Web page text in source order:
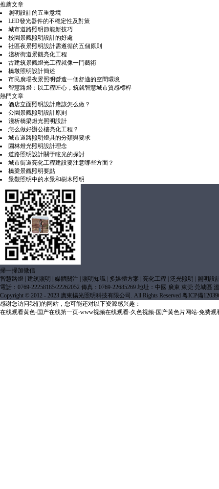
推薦文章
照明設計的五重意境
LED發光器件的不穩定性及對策
城市道路照明節能新技巧
校園景觀照明設計的好處
社區夜景照明設計需遵循的五個原則
淺析街道景觀亮化工程
古建筑景觀燈光工程就像一門藝術
橋墩照明設計簡述
市民廣場夜景照明營造一個舒適的空間環境
智慧路燈：以工程匠心，筑就智慧城市質感標桿
熱門文章
酒店立面照明設計應該怎么做？
公園景觀照明設計原則
淺析橋梁燈光照明設計
怎么做好辦公樓亮化工程？
城市道路照明燈具的分類與要求
園林燈光照明設計理念
道路照明設計關于眩光的探討
城市街道亮化工程建設要注意哪些方面？
橋梁景觀照明要點
景觀照明中的水景和樹木照明
掃一掃加微信
智慧路燈
建筑照明 媒體關注 照明知識 多媒體方案 亮化工程 泛光照明
照明設
電話：0769-22258185/22262052 傳真：0769-22685269 地址：中國 廣東 東莞 莞城區
Copyright © 2012 - 2023 廣東揚光照明科技有限公司. All Rights Reserved 粵ICP備
感谢您访问我们的网站，您可能还对以下资源感兴趣：
在线观看黄色-国产在线第一页-www视频在线观看-久色视频-国产黄色片网站-免费